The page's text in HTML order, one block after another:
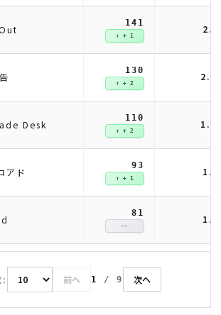
141
↑ + 1
130
↑ + 2
Desk
110
↑ + 2
アド
93
↑ + 1
81
--
: 前へ 1 / 9 次へ